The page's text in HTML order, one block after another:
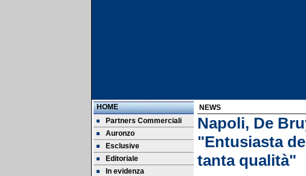
HOME
Partners Commerciali
Auronzo
Esclusive
Editoriale
In evidenza
NEWS
Napoli, De
"Entusiasta
tanta qualità"